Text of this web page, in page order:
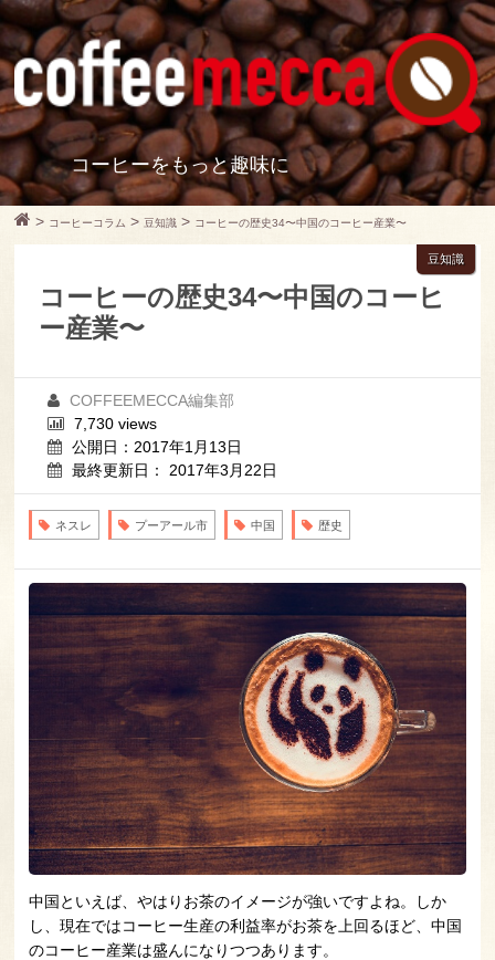
コーヒーをもっと趣味に
> コーヒーコラム >豆知識 > コーヒーの歴史34〜中国のコーヒー産業〜
コーヒーの歴史34〜中国のコーヒ
ー産業〜
豆知識
COFFEEMECCA編集部
7,730 views
公開日：2017年1月13日
最終更新日： 2017年3月22日
ネスレ プーアール市 中国 歴史
中国といえば、やはりお茶のイメージが強いですよね。しか
し、現在ではコーヒー生産の利益率がお茶を上回るほど、中国
のコーヒー産業は盛んになりつつあります。